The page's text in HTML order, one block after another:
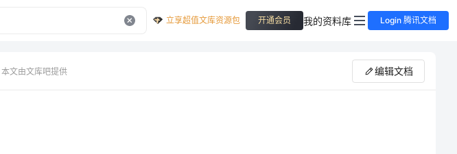
立享超值文库资源包 开通会员 我的资料库 Login 腾讯文档
本文由文库吧提供 编辑文档